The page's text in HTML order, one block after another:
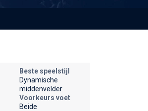
Beste speelstijl
Dynamische
middenvelder
Voorkeurs voet
Beide